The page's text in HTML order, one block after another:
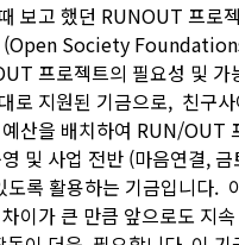
보고 했던 RUNOUT 프로
(Open Society
프로젝트의 필요성 및 가
로 지원된 기금으로, 친구
산을 배치하여 RUN/OUT
및 사업 전반 (마음연결,
도록 활용하는 기금입니다.
이가 큰 만큼 앞으로도 지